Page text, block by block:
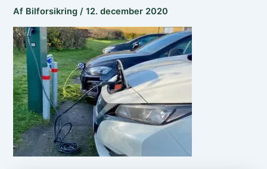
Af Bilforsikring/12. december 2020